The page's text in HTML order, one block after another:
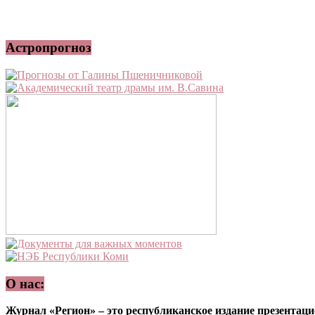
Астропрогноз
О нас:
Журнал «Регион» – это республиканское издание